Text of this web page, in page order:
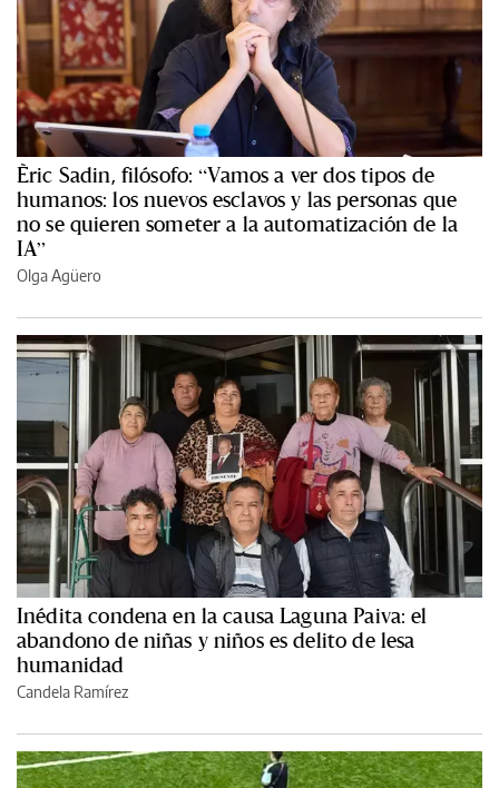
Èric Sadin, filósofo: “Vamos a ver dos tipos de
humanos: los nuevos esclavos y las personas que
no se quieren someter a la automatización de la
IA”
Olga Agüero
Inédita condena en la causa Laguna Paiva: el
abandono de niñas y niños es delito de lesa
humanidad
Candela Ramírez